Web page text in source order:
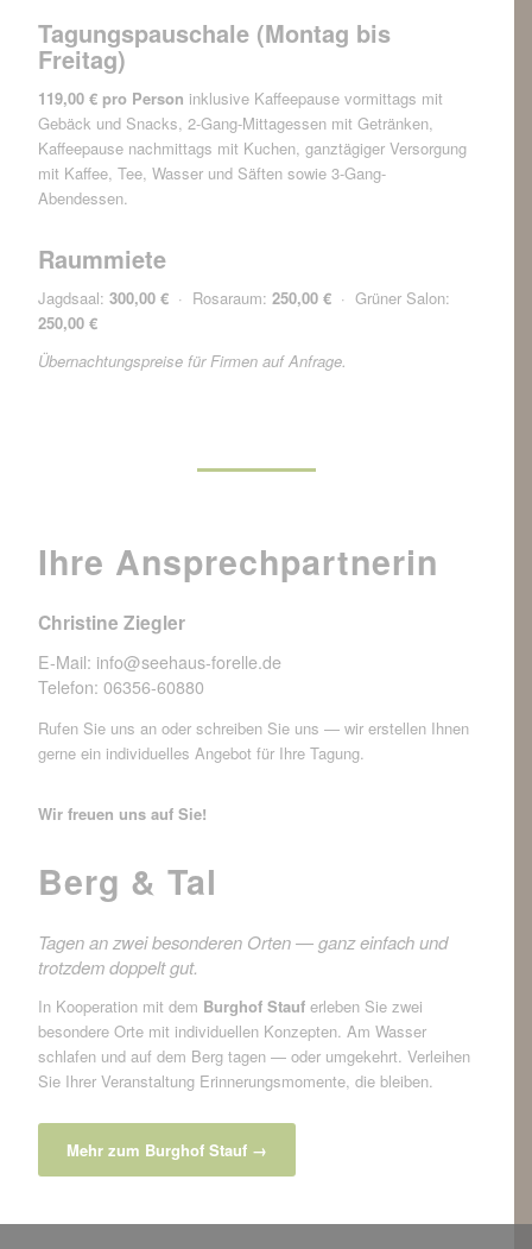
Tagungspauschale (Montag bis
Freitag)
119,00 € pro Person inklusive Kaffeepause vormittags mit
Gebäck und Snacks, 2-Gang-Mittagessen mit Getränken,
Kaffeepause nachmittags mit Kuchen, ganztägiger Versorgung
mit Kaffee, Tee, Wasser und Säften sowie 3-Gang-
Abendessen.
Raummiete
Jagdsaal:300,00 € · Rosaraum:250,00 € · Grüner Salon:
250,00 €
Übernachtungspreise für Firmen auf Anfrage.
Ihre Ansprechpartnerin
Christine Ziegler
E-Mail: info@seehaus-forelle.de
Telefon: 06356-60880
Rufen Sie uns an oder schreiben Sie uns — wir erstellen Ihnen
gerne ein individuelles Angebot für Ihre Tagung.
Wir freuen uns auf Sie!
Berg & Tal
Tagen an zwei besonderen Orten — ganz einfach und
trotzdem doppelt gut.
In Kooperation mit dem Burghof Stauf erleben Sie zwei
besondere Orte mit individuellen Konzepten. Am Wasser
schlafen und auf dem Berg tagen — oder umgekehrt. Verleihen
Sie Ihrer Veranstaltung Erinnerungsmomente, die bleiben.
Mehr zum Burghof Stauf →